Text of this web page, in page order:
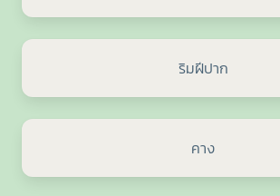
ริมฝีปาก
คาง